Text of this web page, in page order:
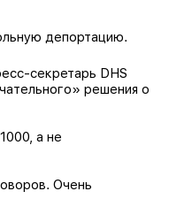
депортацию.
секретарь DHS
решения о
а не
Очень